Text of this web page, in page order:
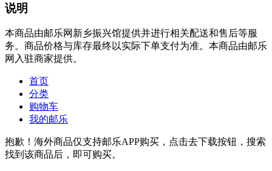
说明
本商品由邮乐网新乡振兴馆提供并进行相关配送和售后等服
务。商品价格与库存最终以实际下单支付为准。本商品由邮乐
网入驻商家提供。
首页
分类
购物车
我的邮乐
抱歉！海外商品仅支持邮乐APP购买，点击去下载按钮，搜索
找到该商品后，即可购买。